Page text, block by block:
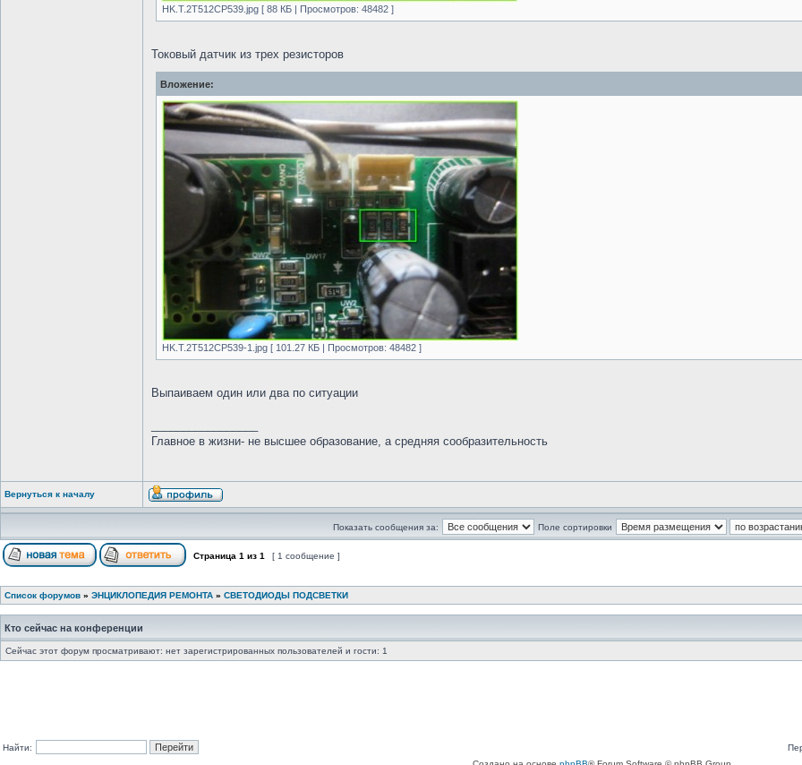
HK.T.2T512CP539.jpg [ 88 КБ | Просмотров: 48482 ]
Токовый датчик из трех резисторов
Вложение:
HK.T.2T512CP539-1.jpg [ 101.27 КБ | Просмотров: 48482 ]
Выпаиваем один или два по ситуации
Главное в жизни- не высшее образование, а средняя сообразительность
Вернуться к началу
Показать сообщения за: Поле сортировки
Страница 1 из 1 [ 1 сообщение ]
Список форумов » ЭНЦИКЛОПЕДИЯ РЕМОНТА » СВЕТОДИОДЫ ПОДСВЕТКИ
Кто сейчас на конференции
Сейчас этот форум просматривают: нет зарегистрированных пользователей и гости: 1
Найти: